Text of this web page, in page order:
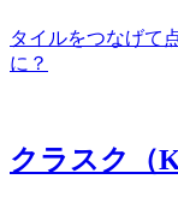
タイルをつなげて
に？
クラスク（